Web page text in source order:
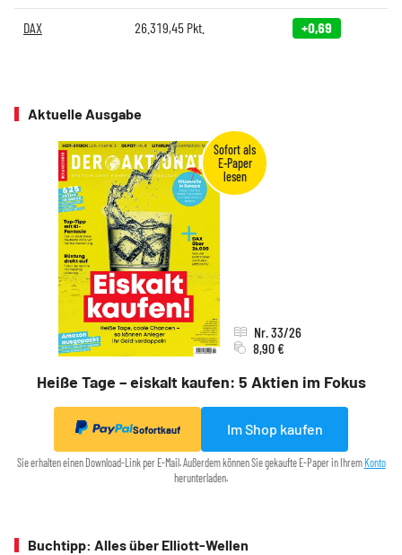
DAX 26.319,45 Pkt. +0,69
Aktuelle Ausgabe
Heiße Tage – eiskalt kaufen: 5 Aktien im Fokus
Nr. 33/26
8,90 €
Sofortkauf Im Shop kaufen
Sie erhalten einen Download-Link per E-Mail. Außerdem können Sie gekaufte E-Paper in Ihrem Konto
herunterladen.
Buchtipp: Alles über Elliott-Wellen